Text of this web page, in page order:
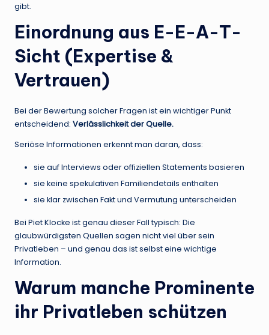
gibt.
Einordnung aus E-E-A-T-
Sicht (Expertise &
Vertrauen)
Bei der Bewertung solcher Fragen ist ein wichtiger Punkt
entscheidend: Verlässlichkeit der Quelle.
Seriöse Informationen erkennt man daran, dass:
sie auf Interviews oder offiziellen Statements basieren
sie keine spekulativen Familiendetails enthalten
sie klar zwischen Fakt und Vermutung unterscheiden
Bei Piet Klocke ist genau dieser Fall typisch: Die
glaubwürdigsten Quellen sagen nicht viel über sein
Privatleben – und genau das ist selbst eine wichtige
Information.
Warum manche Prominente
ihr Privatleben schützen